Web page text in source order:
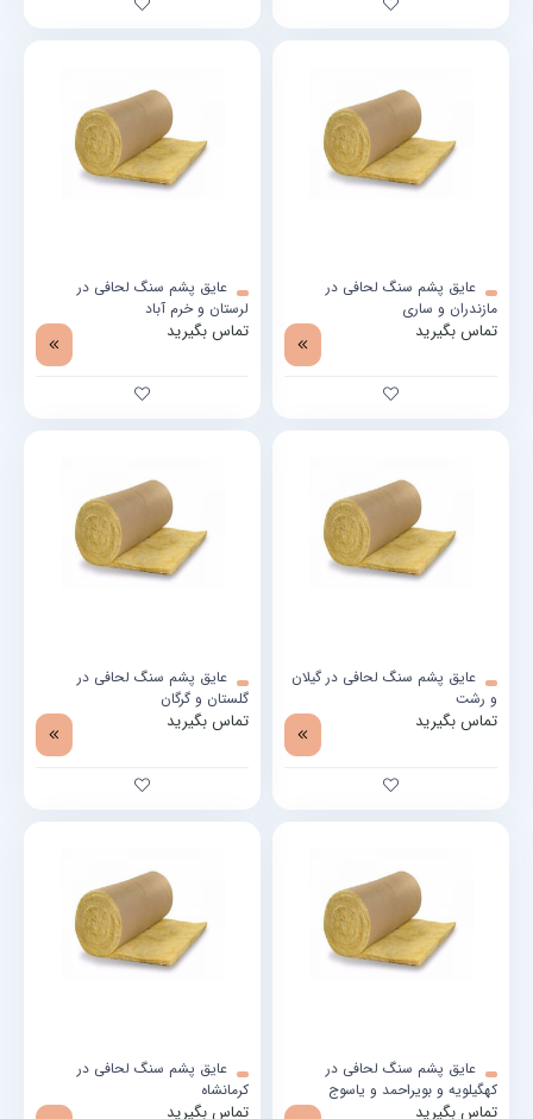
عایق پشم سنگ لحافی در
مازندران و ساری
تماس بگیرید
عایق پشم سنگ لحافی در
لرستان و خرم آباد
تماس بگیرید
عایق پشم سنگ لحافی در گیلان
و رشت
تماس بگیرید
عایق پشم سنگ لحافی در
گلستان و گرگان
تماس بگیرید
عایق پشم سنگ لحافی در
کهگیلویه و بویراحمد و یاسوج
تماس بگیرید
عایق پشم سنگ لحافی در
کرمانشاه
تماس بگیرید